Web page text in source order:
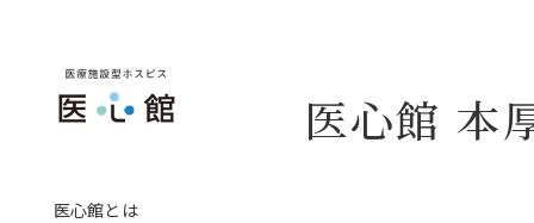
医心館とは
医心館 本